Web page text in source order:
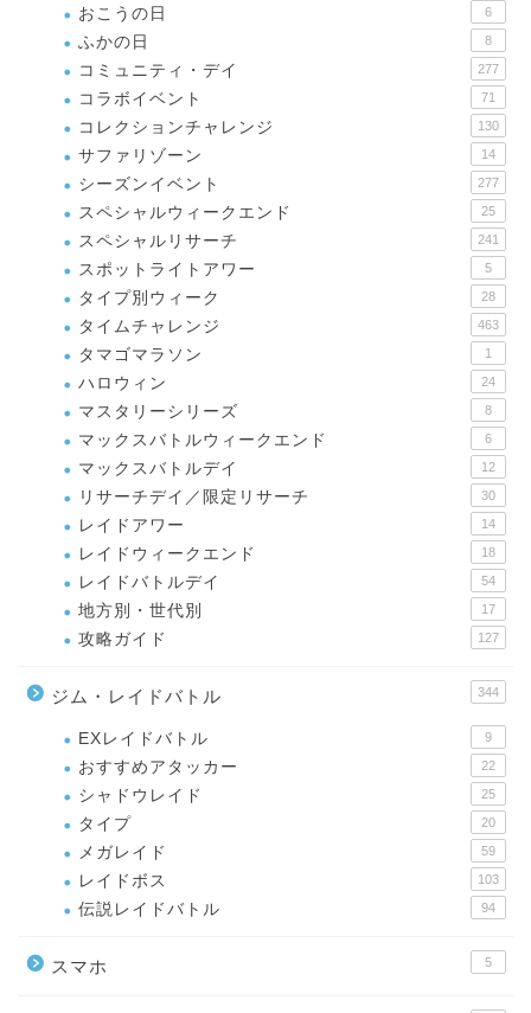
おこうの日 6
ふかの日 8
コミュニティ・デイ 277
コラボイベント 71
コレクションチャレンジ 130
サファリゾーン 14
シーズンイベント 277
スペシャルウィークエンド 25
スペシャルリサーチ 241
スポットライトアワー 5
タイプ別ウィーク 28
タイムチャレンジ 463
タマゴマラソン 1
ハロウィン 24
マスタリーシリーズ 8
マックスバトルウィークエンド 6
マックスバトルデイ 12
リサーチデイ／限定リサーチ 30
レイドアワー 14
レイドウィークエンド 18
レイドバトルデイ 54
地方別・世代別 17
攻略ガイド 127
ジム・レイドバトル 344
EXレイドバトル 9
おすすめアタッカー 22
シャドウレイド 25
タイプ 20
メガレイド 59
レイドボス 103
伝説レイドバトル 94
スマホ 5